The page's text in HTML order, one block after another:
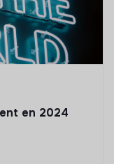
en 2024